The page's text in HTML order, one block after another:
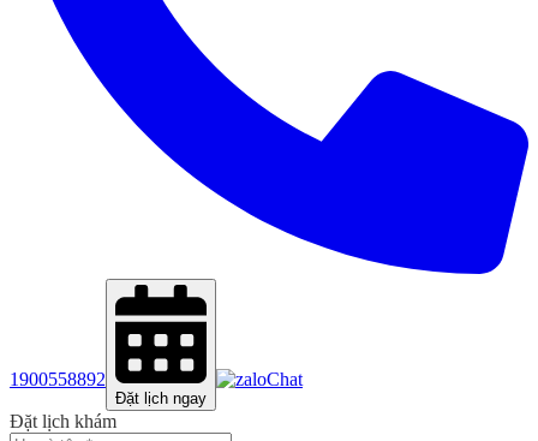
1900558892
Đặt lịch ngay
Chat
Đặt lịch khám